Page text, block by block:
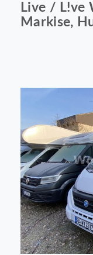
Live / L!ve
Markise,